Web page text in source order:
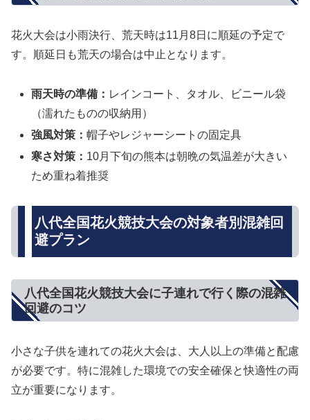
花火大会は小雨決行、荒天時は11月8日に順延の予定で
す。順延日も荒天の場合は中止となります。
雨天時の準備： レインコート、タオル、ビニール袋
（濡れたものの収納用）
強風対策：帽子やレジャーシートの固定具
寒さ対策： 10月下旬の熊本は朝晩の気温差が大きい
ため重ね着推奨
八代全国花火競技大会の対象者別混雑回
避プラン
八代全国花火競技大会に子連れで行く際の混雑
回避のコツ
小さな子供を連れての花火大会は、大人以上の準備と配慮
が必要です。特に混雑した環境での安全確保と快適性の両
立が重要になります。